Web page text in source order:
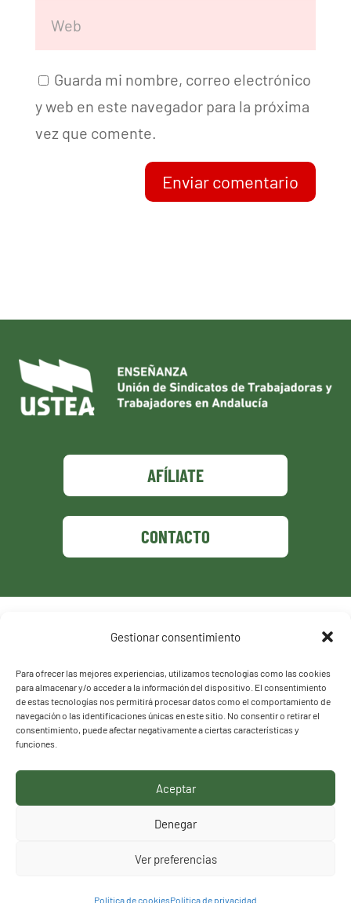
Gestionar consentimiento
Para ofrecer las mejores experiencias, utilizamos tecnologías como las cookies
para almacenar y/o acceder a la información del dispositivo. El consentimiento
de estas tecnologías nos permitirá procesar datos como el comportamiento de
navegación o las identificaciones únicas en este sitio. No consentir o retirar el
consentimiento, puede afectar negativamente a ciertas características y
funciones.
Aceptar
Denegar
Ver preferencias
Política de cookiesPolítica de privacidad
Guarda mi nombre, correo electrónico
y web en este navegador para la próxima
vez que comente.
Enviar comentario
AFÍLIATE
CONTACTO
Política de privacidad
HACEMOS LO QUE
DECIMOS, DECIMOS LO
QUE HACEMOS